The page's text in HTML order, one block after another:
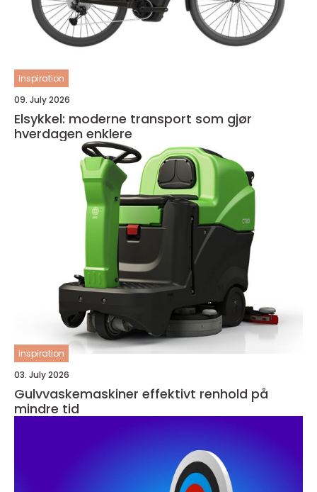
inspiration
09. July 2026
Elsykkel: moderne transport som gjør
hverdagen enklere
inspiration
03. July 2026
Gulvvaskemaskiner effektivt renhold på
mindre tid